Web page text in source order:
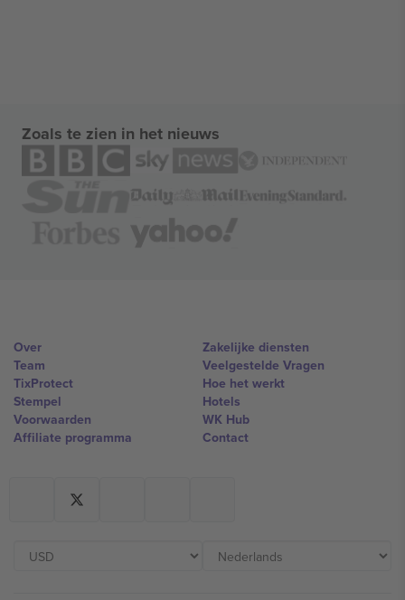
Zoals te zien in het nieuws
Over
Team
TixProtect
Stempel
Voorwaarden
Affiliate programma
Zakelijke diensten
Veelgestelde Vragen
Hoe het werkt
Hotels
WK Hub
Contact